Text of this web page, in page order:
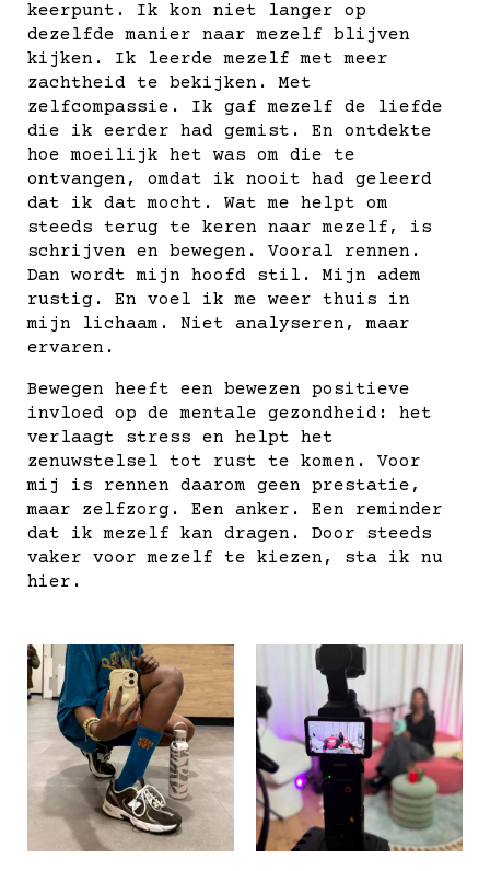
keerpunt. Ik kon niet langer op
dezelfde manier naar mezelf blijven
kijken. Ik leerde mezelf met meer
zachtheid te bekijken. Met
zelfcompassie. Ik gaf mezelf de liefde
die ik eerder had gemist. En ontdekte
hoe moeilijk het was om die te
ontvangen, omdat ik nooit had geleerd
dat ik dat mocht. Wat me helpt om
steeds terug te keren naar mezelf, is
schrijven en bewegen. Vooral rennen.
Dan wordt mijn hoofd stil. Mijn adem
rustig. En voel ik me weer thuis in
mijn lichaam. Niet analyseren, maar
ervaren.
Bewegen heeft een bewezen positieve
invloed op de mentale gezondheid: het
verlaagt stress en helpt het
zenuwstelsel tot rust te komen. Voor
mij is rennen daarom geen prestatie,
maar zelfzorg. Een anker. Een reminder
dat ik mezelf kan dragen. Door steeds
vaker voor mezelf te kiezen, sta ik nu
hier.